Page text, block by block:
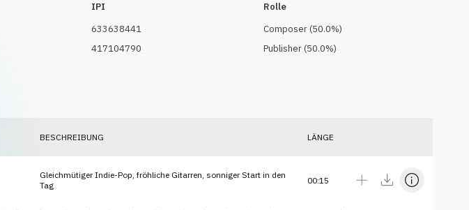
IPI
Rolle
633638441 Composer(50.0%)
417104790 Publisher(50.0%)
BESCHREIBUNG LÄNGE
Gleichmütiger Indie-Pop, fröhliche Gitarren, sonniger Start in den
Tag
00:15